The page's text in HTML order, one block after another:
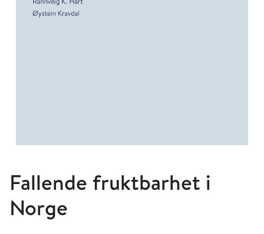
Fallende fruktbarhet i
Norge